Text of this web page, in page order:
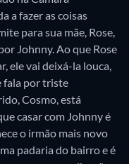
a fazer as coisas
para sua mãe, Rose,
Johnny. Ao que Rose
ele vai deixá-la louca,
fala por triste
Cosmo, está
casar com Johnny é
o irmão mais novo
padaria do bairro e é